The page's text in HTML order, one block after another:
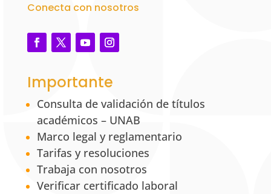
Conecta con nosotros
Importante
Consulta de validación de títulos
académicos – UNAB
Marco legal y reglamentario
Tarifas y resoluciones
Trabaja con nosotros
Verificar certificado laboral